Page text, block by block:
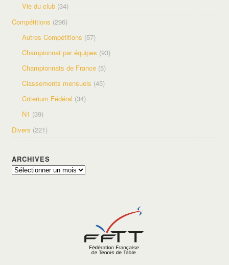
Vie du club (34)
Compétitions (296)
Autres Compétitions (57)
Championnat par équipes (93)
Championnats de France (5)
Classements mensuels (45)
Criterium Fédéral (34)
N1 (39)
Divers (221)
ARCHIVES
Archives